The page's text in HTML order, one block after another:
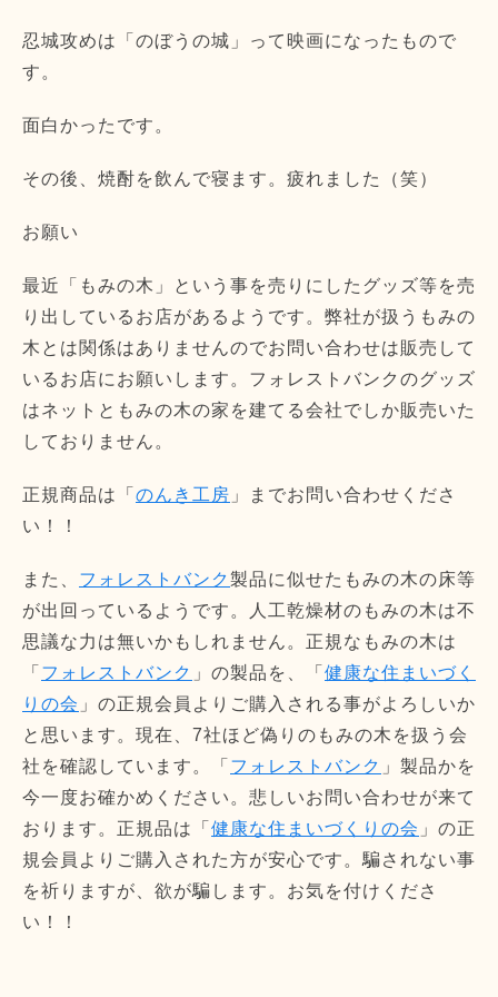
忍城攻めは「のぼうの城」って映画になったもので
す。
面白かったです。
その後、焼酎を飲んで寝ます。疲れました（笑）
お願い
最近「もみの木」という事を売りにしたグッズ等を売
り出しているお店があるようです。弊社が扱うもみの
木とは関係はありませんのでお問い合わせは販売して
いるお店にお願いします。フォレストバンクのグッズ
はネットともみの木の家を建てる会社でしか販売いた
しておりません。
正規商品は「 のんき工房 」までお問い合わせくださ
い！！
また、 フォレストバンク製品に似せたもみの木の床等
が出回っているようです。人工乾燥材のもみの木は不
思議な力は無いかもしれません。正規なもみの木は
「 フォレストバンク 」の製品を、「 健康な住まいづく
りの会 」の正規会員よりご購入される事がよろしいか
と思います。現在、7社ほど偽りのもみの木を扱う会
社を確認しています。「 フォレストバンク 」製品かを
今一度お確かめください。悲しいお問い合わせが来て
おります。正規品は「 健康な住まいづくりの会 」の正
規会員よりご購入された方が安心です。騙されない事
を祈りますが、欲が騙します。お気を付けくださ
い！！